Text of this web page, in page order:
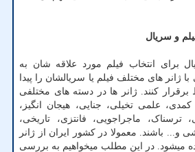
و سریال
برای انتخاب فیلم مورد علاقه شان به
با ژانر های مختلف فیلم یا سریالشان را پیدا
برقرار کنند. ژانر ها در دسته های مختلفی
کمدی، علمی تخیلی، جنایی، هیجان انگیز،
ترسناک، ماجراجویی، فانتزی، تاریخی،
و... باشند. معمولا در کشور ایران از ژانر
میشود. در این مطلب میخواهیم به بررسی